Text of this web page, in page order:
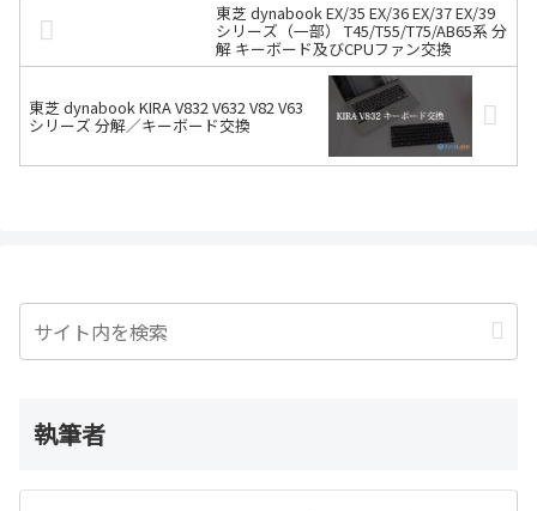
東芝 dynabook EX/35 EX/36 EX/37 EX/39
シリーズ（一部） T45/T55/T75/AB65系 分
解 キーボード及びCPUファン交換
東芝 dynabook KIRA V832 V632 V82 V63
シリーズ 分解／キーボード交換
執筆者